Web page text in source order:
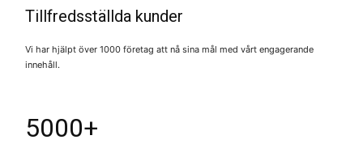
Tillfredsställda kunder
Vi har hjälpt över 1000 företag att nå sina mål med vårt engagerande
innehåll.
5000+